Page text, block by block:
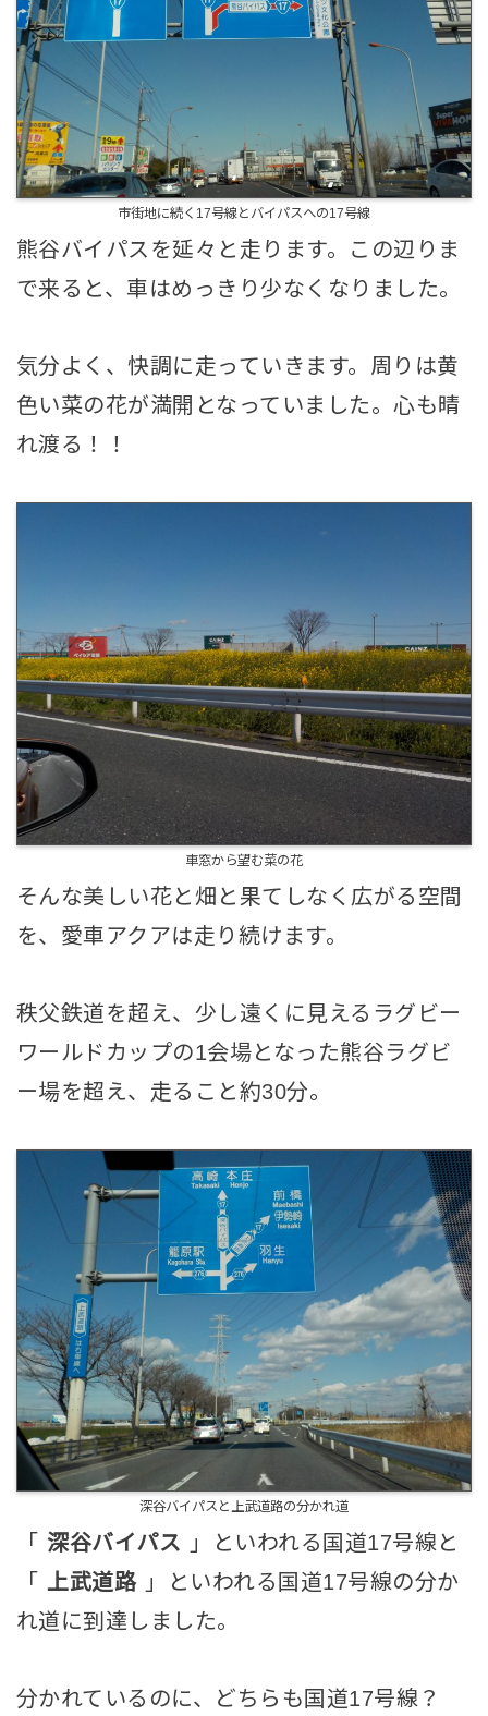
市街地に続く17号線とバイパスへの17号線
熊谷バイパスを延々と走ります。この辺りま
で来ると、車はめっきり少なくなりました。
気分よく、快調に走っていきます。周りは黄
色い菜の花が満開となっていました。心も晴
れ渡る！！
車窓から望む菜の花
そんな美しい花と畑と果てしなく広がる空間
を、愛車アクアは走り続けます。
秩父鉄道を超え、少し遠くに見えるラグビー
ワールドカップの1会場となった熊谷ラグビ
ー場を超え、走ること約30分。
深谷バイパスと上武道路の分かれ道
「 深谷バイパス
」といわれる国道17号線と
「
上武道路 」といわれる国道17号線の分か
れ道に到達しました。
分かれているのに、どちらも国道17号線？